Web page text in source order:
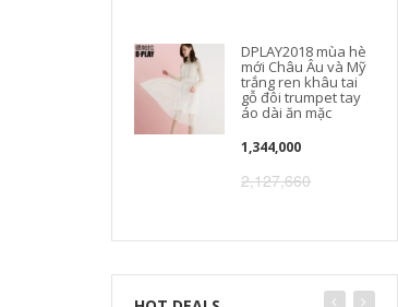
DPLAY2018 mùa hè
mới Châu Âu và Mỹ
trắng ren khâu tai
gỗ đôi trumpet tay
áo dài ăn mặc
1,344,000
2,127,660